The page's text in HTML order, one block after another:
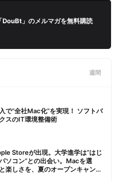
」のメルマガを無料購読
週間
で“全社Mac化”を実現！ ソフトバ
スのIT環境整備術
Storeが出現。大学進学は“はじ
ソコン”との出会い。Macを選
楽しさを、夏のオープンキャンパ